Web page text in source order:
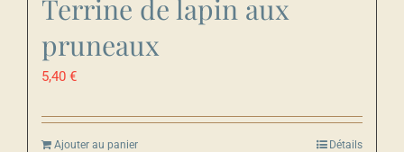
Terrine de lapin aux
pruneaux
5,40 €
Ajouter au panier Détails